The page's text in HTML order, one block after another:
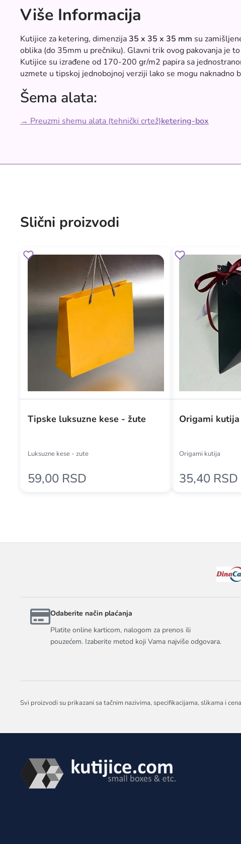
Više Informacija
Kutijice za ketering, dimenzija35 x 35 x 35 mm su
oblika (do 35mm u prečniku). Glavni trik ovog pakovanja je
Kutijice su izrađene od 170-200 gr/m2 papira sa
uzmete u tipskoj jednobojnoj verziji lako se mogu
Šema alata:
→ Preuzmi shemu alata (tehnički crtež)ketering-box
Slični proizvodi
Tipske luksuzne kese - žute
Luksuzne kese - zute
59,00 RSD
Origami kutija
Origami kutija
35,40 RSD
Odaberite način plaćanja
Platite online karticom, nalogom za prenos ili
pouzećem. Izaberite metod koji Vama najviše odgovara.
Svi proizvodi su prikazani sa tačnim nazivima, specifikacijama, slikama i